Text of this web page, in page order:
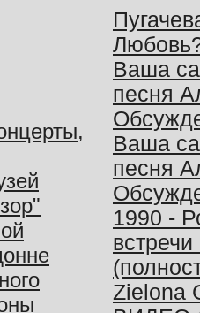
Ваша
песня
Ваша
песня
1990 -
Zielona